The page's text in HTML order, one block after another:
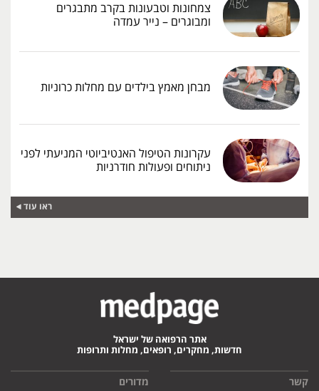
צמחונות וטבעונות בקרב מתבגרים
ומבוגרים – נייר עמדה
מבחן מאמץ בילדים עם מחלות כרוניות
עקרונות הטיפול האנטיביוטי המניעתי לפני
ניתוחים ופעולות חודרניות
ראו עוד
אתר הרפואה של ישראל
חדשות, מחקרים, רופאים, מחלות ותרופות
קשר מדורים